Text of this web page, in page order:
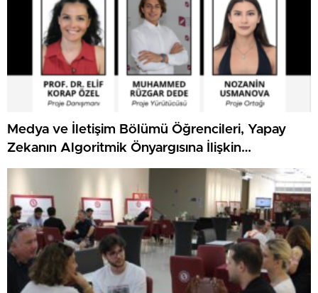
Medya ve İletişim Bölümü Öğrencileri, Yapay
Zekanın Algoritmik Önyargısına İlişkin
Farkındalık Düzeylerini Araştıracak